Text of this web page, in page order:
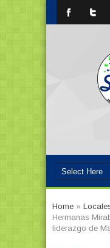
Home»
Hermanas
liderazgo de